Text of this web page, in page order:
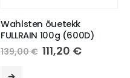
Wahlsten õuetekk
FULLRAIN 100g (600D)
139,00€ Algne
hind
111,20 €Current